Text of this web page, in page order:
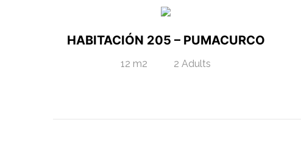
HABITACIÓN 205 – PUMACURCO
12 m2 2 Adults